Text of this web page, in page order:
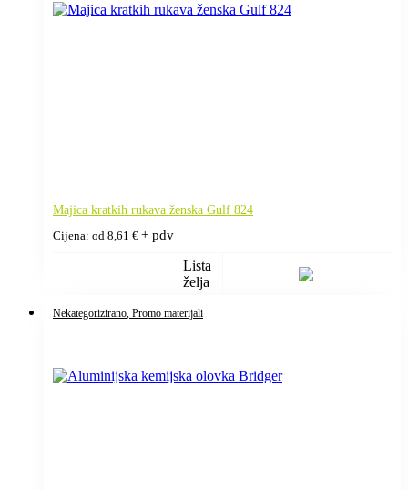
Majica kratkih rukava ženska Gulf 824
Cijena: od 8,61 € + pdv
Lista
želja
Nekategorizirano , Promo materijali